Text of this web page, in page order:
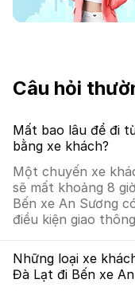
Câu hỏi
Mất bao lâu để đi
bằng xe khách?
Một chuyến xe
sẽ mất khoảng 8
Bến xe An Sương
điều kiện giao
Những loại xe
Đà Lạt đi Bến xe